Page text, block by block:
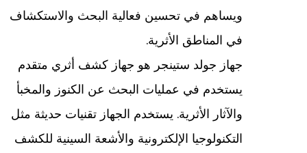
ويساهم في تحسين فعالية البحث والاستكشاف
في المناطق الأثرية.
جهاز جولد ستينجر هو جهاز كشف أثري متقدم
يستخدم في عمليات البحث عن الكنوز والمخبأ
والآثار الأثرية. يستخدم الجهاز تقنيات حديثة مثل
التكنولوجيا الإلكترونية والأشعة السينية للكشف